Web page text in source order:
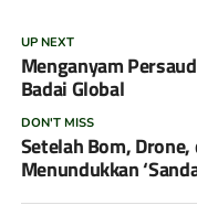
UP NEXT
Menganyam
Badai Global
DON'T MISS
Setelah Bom,
Menundukkan